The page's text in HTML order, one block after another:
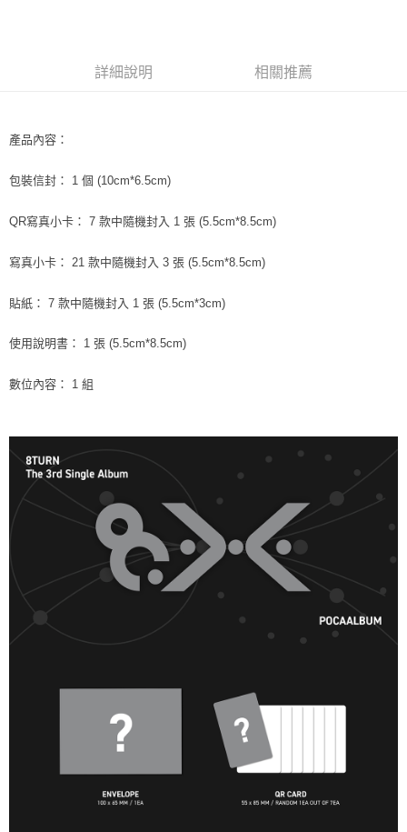
１．簡單：不需註冊會員、不需綁卡、不需儲值。
１．於結帳方式選擇「AFTEE先享後付」後，將跳轉至「AFTEE先享後付」
３．收到繳費通知簡訊後14天內，點擊此簡訊中的連結，可透過四大超商／
※ 請注意：結帳手續完成當下不需立刻繳費，但若您需要取消訂單，請聯絡
※ 交易是否成功請以「AFTEE先享後付 」之結帳頁面顯示為準，若有關於
客戶支援中心」
權轉讓予恩沛科技股份有限公司。
２．關於個人資料處理事宜，請瀏覽以下網址：
https://aftee.tw/terms/#terms3
３．未成年的使用者請事先徵得法定代理人或監護人之同意方可使用
「AFTEE先享後付」，若未經同意申辦者引起之損失，本公司不負相關責
４．使用「AFTEE先享後付」時，將依據個別帳號之用戶狀況，依本公司即
時審查核予不同之上限額度；若仍有額度不足之情形，本公司將視審查結果
請求用戶進行身份認證。
５．嚴禁一人註冊多個帳號或使用他人資訊註冊。若發現惡意使用之情形，
恩沛科技股份有限公司將有權停止該用戶之使用額度並採取法律行動。
運送方式
全家取貨付款
付款後全家取貨
每筆NT$60，滿NT$1,599(含以上)免運費
每筆NT$60，滿NT$1,599(含以上)免運費
付款後7-11取貨
宅配 (離島)
每筆NT$200
付款後門市自取
亞洲國家/地區配送 查看運費
北美國家/地區配送 查看運費
歐洲國家/地區配送
詳細說明 相關推薦
產品內容：
包裝信封： 1 個 (10cm*6.5cm)
QR寫真小卡： 7 款中隨機封入 1 張 (5.5cm*8.5cm)
寫真小卡： 21 款中隨機封入 3 張 (5.5cm*8.5cm)
貼紙： 7 款中隨機封入 1 張 (5.5cm*3cm)
使用說明書： 1 張 (5.5cm*8.5cm)
數位內容： 1 組